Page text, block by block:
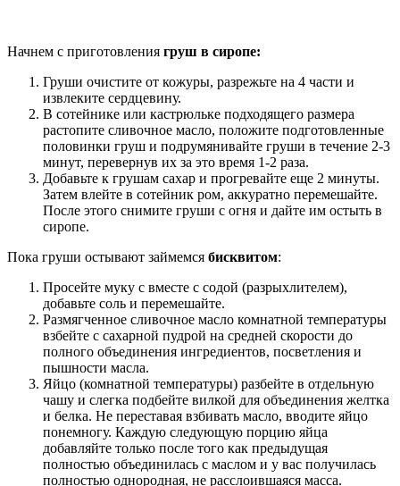
Начнем с приготовления груш в сиропе:
Груши очистите от кожуры, разрежьте на 4 части и
извлеките сердцевину.
В сотейнике или кастрюльке подходящего размера
растопите сливочное масло, положите подготовленные
половинки груш и подрумянивайте груши в течение 2-3
минут, перевернув их за это время 1-2 раза.
Добавьте к грушам сахар и прогревайте еще 2 минуты.
Затем влейте в сотейник ром, аккуратно перемешайте.
После этого снимите груши с огня и дайте им остыть в
сиропе.
Пока груши остывают займемся бисквитом:
Просейте муку с вместе с содой (разрыхлителем),
добавьте соль и перемешайте.
Размягченное сливочное масло комнатной температуры
взбейте с сахарной пудрой на средней скорости до
полного объединения ингредиентов, посветления и
пышности масла.
Яйцо (комнатной температуры) разбейте в отдельную
чашу и слегка подбейте вилкой для объединения желтка
и белка. Не переставая взбивать масло, вводите яйцо
понемногу. Каждую следующую порцию яйца
добавляйте только после того как предыдущая
полностью объединилась с маслом и у вас получилась
полностью однородная, не расслоившаяся масса.